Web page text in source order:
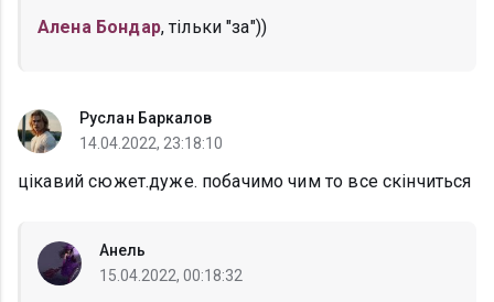
Алена Бондар, тільки "за"))
Руслан Баркалов
14.04.2022, 23:18:10
цікавий сюжет.дуже. побачимо чим то все скінчиться
Анель
15.04.2022, 00:18:32